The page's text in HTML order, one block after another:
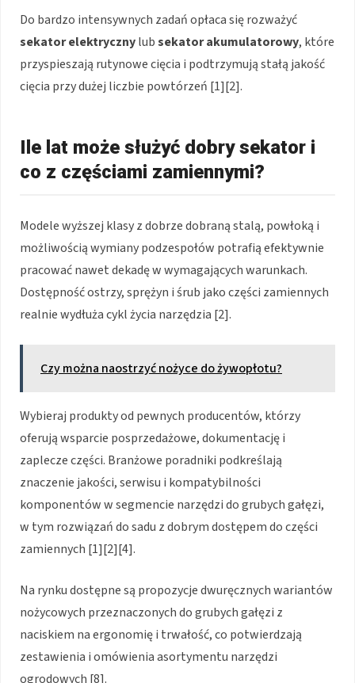
Do bardzo intensywnych zadań opłaca się rozważyć
sekator elektrycznylubsekator akumulatorowy, które
przyspieszają rutynowe cięcia i podtrzymują stałą jakość
cięcia przy dużej liczbie powtórzeń [1][2].
Ile lat może służyć dobry sekator i
co z częściami zamiennymi?
Modele wyższej klasy z dobrze dobraną stalą, powłoką i
możliwością wymiany podzespołów potrafią efektywnie
pracować nawet dekadę w wymagających warunkach.
Dostępność ostrzy, sprężyn i śrub jako części zamiennych
realnie wydłuża cykl życia narzędzia [2].
Czy można naostrzyć nożyce do żywopłotu?
Wybieraj produkty od pewnych producentów, którzy
oferują wsparcie posprzedażowe, dokumentację i
zaplecze części. Branżowe poradniki podkreślają
znaczenie jakości, serwisu i kompatybilności
komponentów w segmencie narzędzi do grubych gałęzi,
w tym rozwiązań do sadu z dobrym dostępem do części
zamiennych [1][2][4].
Na rynku dostępne są propozycje dwuręcznych wariantów
nożycowych przeznaczonych do grubych gałęzi z
naciskiem na ergonomię i trwałość, co potwierdzają
zestawienia i omówienia asortymentu narzędzi
ogrodowych [8].